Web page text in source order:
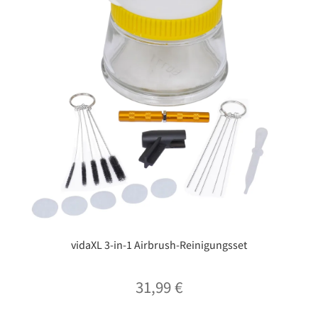
vidaXL 3-in-1 Airbrush-Reinigungsset
31,99€